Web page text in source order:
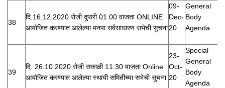
38
दि.16.12.2020 रोजी दुपारी 01.00 वाजता ONLINE
आयोजित करण्यात आलेल्या मनपा सर्वसाधारण सभेची सुचना
09-
Dec-
20
General
Body
Agenda
39
दि. 26.10.2020 रोजी सकाळी 11.30 वाजता Online
आयोजित करण्यात आलेल्या स्थायी समितीच्या सभेची सुचना
23-
Oct-
20
Special
General
Body
Agenda